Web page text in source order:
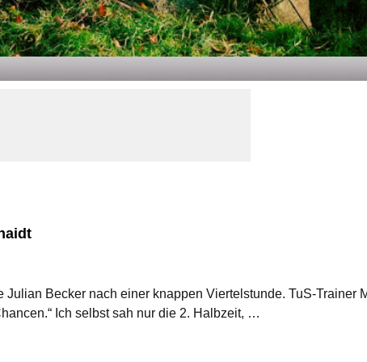
Becker nach einer knappen Viertelstunde. TuS-Trainer
Ich selbst sah nur die 2. Halbzeit, …